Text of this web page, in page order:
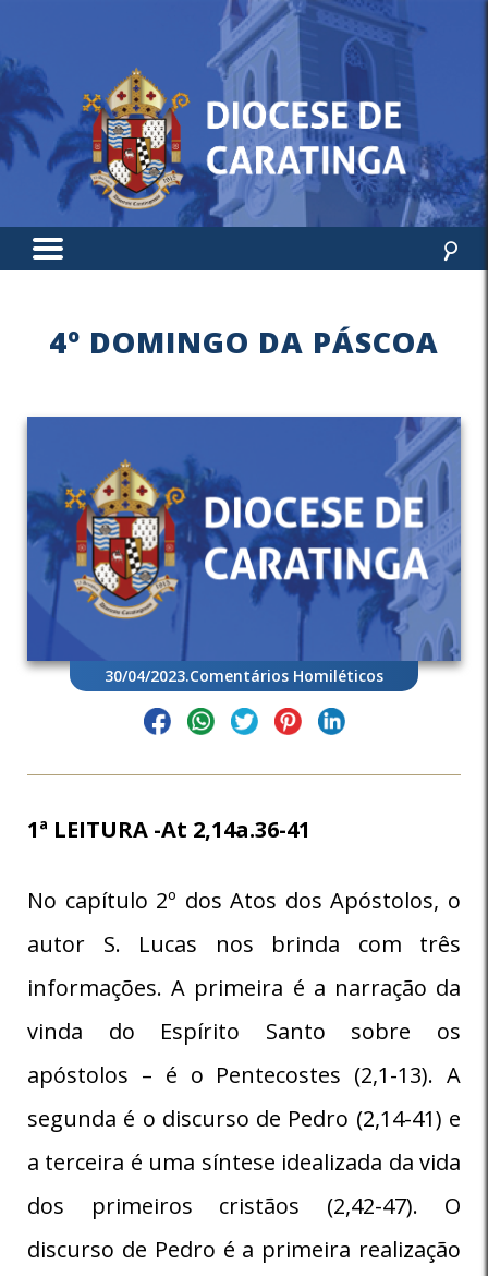
4º DOMINGO DA PÁSCOA
30/04/2023.Comentários Homiléticos
1ª LEITURA -At 2,14a.36-41
No capítulo 2º dos Atos dos Apóstolos, o
autor S. Lucas nos brinda com três
informações. A primeira é a narração da
vinda do Espírito Santo sobre os
apóstolos – é o Pentecostes (2,1-13). A
segunda é o discurso de Pedro (2,14-41) e
a terceira é uma síntese idealizada da vida
dos primeiros cristãos (2,42-47). O
discurso de Pedro é a primeira realização